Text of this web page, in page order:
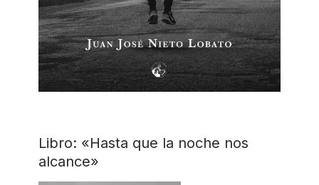
Libro: «Hasta que la noche nos
alcance»